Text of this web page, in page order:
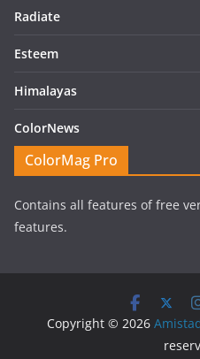
Radiate
Esteem
Himalayas
ColorNews
ColorMag Pro
Contains all features of free
features.
Copyright © 2026